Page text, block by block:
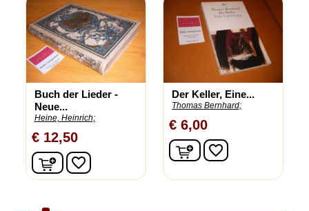
Buch der Lieder -
Neue...
Heine, Heinrich;
€ 12,50
In winkelwagen
favorite_border
Der Keller, Eine...
Thomas Bernhard;
€ 6,00
In winkelwagen
favorite_border